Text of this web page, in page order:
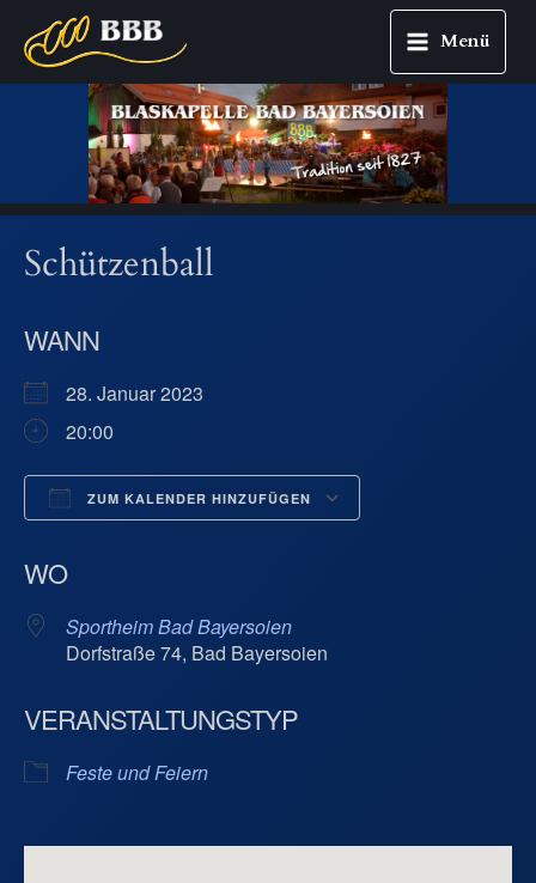
Main
Menu
Menü
Schützenball
WANN
28. Januar 2023
20:00
ZUM KALENDER HINZUFÜGEN
WO
Sportheim Bad Bayersoien
Dorfstraße 74, Bad Bayersoien
VERANSTALTUNGSTYP
Feste und Feiern